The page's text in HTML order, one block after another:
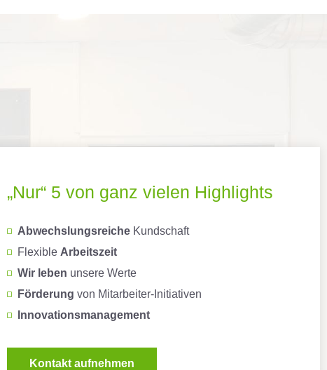
„Nur“ 5 von ganz vielen Highlights
Abwechslungsreiche Kundschaft
Flexible Arbeitszeit
Wir leben unsere Werte
Förderung von Mitarbeiter-Initiativen
Innovationsmanagement
Kontakt aufnehmen